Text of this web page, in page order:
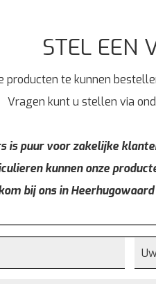
STEL EEN
producten te kunnen
Vragen kunt u stellen via
is puur voor zakelijke
kunnen onze
bij ons in